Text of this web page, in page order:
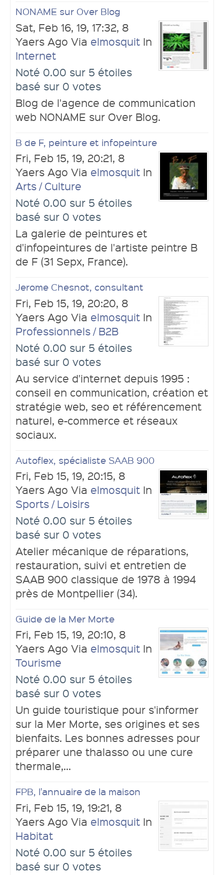
NONAME sur Over Blog
Sat, Feb 16, 19, 17:32, 8
Yaers Ago Via elmosquit In
Internet
Noté 0.00 sur 5 étoiles
basé sur 0 votes
Blog de l'agence de communication
web NONAME sur Over Blog.
B de F, peinture et infopeinture
Fri, Feb 15, 19, 20:21, 8
Yaers Ago Via elmosquit In
Arts / Culture
Noté 0.00 sur 5 étoiles
basé sur 0 votes
La galerie de peintures et
d'infopeintures de l'artiste peintre B
de F (31 Sepx, France).
Jerome Chesnot, consultant
Fri, Feb 15, 19, 20:20, 8
Yaers Ago Via elmosquit In
Professionnels / B2B
Noté 0.00 sur 5 étoiles
basé sur 0 votes
Au service d'internet depuis 1995 :
conseil en communication, création et
stratégie web, seo et référencement
naturel, e-commerce et réseaux
sociaux.
Autoflex, spécialiste SAAB 900
Fri, Feb 15, 19, 20:15, 8
Yaers Ago Via elmosquit In
Sports / Loisirs
Noté 0.00 sur 5 étoiles
basé sur 0 votes
Atelier mécanique de réparations,
restauration, suivi et entretien de
SAAB 900 classique de 1978 à 1994
près de Montpellier (34).
Guide de la Mer Morte
Fri, Feb 15, 19, 20:10, 8
Yaers Ago Via elmosquit In
Tourisme
Noté 0.00 sur 5 étoiles
basé sur 0 votes
Un guide touristique pour s'informer
sur la Mer Morte, ses origines et ses
bienfaits. Les bonnes adresses pour
préparer une thalasso ou une cure
thermale,...
FPB, l'annuaire de la maison
Fri, Feb 15, 19, 19:21, 8
Yaers Ago Via elmosquit In
Habitat
Noté 0.00 sur 5 étoiles
basé sur 0 votes